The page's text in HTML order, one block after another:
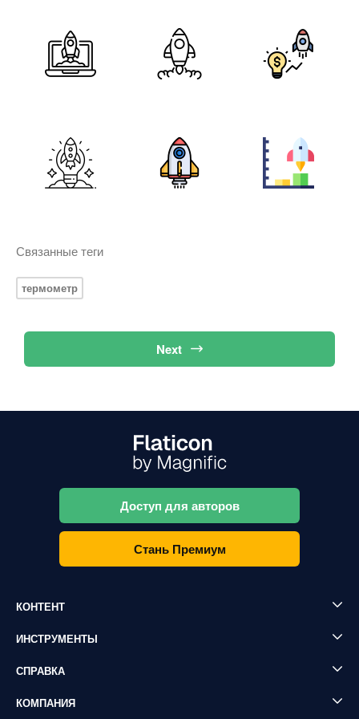
Связанные теги
термометр
Next
Доступ для авторов
Стань Премиум
КОНТЕНТ
ИНСТРУМЕНТЫ
СПРАВКА
КОМПАНИЯ